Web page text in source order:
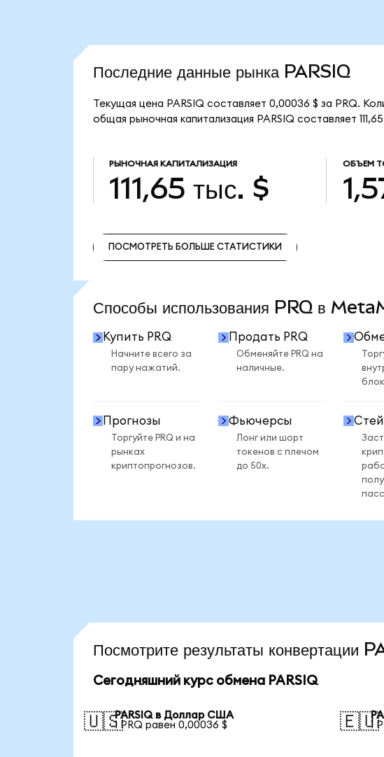
Последние данные рынка PARSIQ
Текущая цена PARSIQ составляет 0,00036 $ за PRQ.
общая рыночная капитализация PARSIQ составляет
РЫНОЧНАЯ КАПИТАЛИЗАЦИЯ
111,65 тыс. $
ОБЪЕМ
ПОСМОТРЕТЬ БОЛЬШЕ СТАТИСТИКИ
Способы использования PRQ в
Купить PRQ
Начните всего за
пару нажатий.
Продать PRQ
Обменяйте PRQ на
наличные.
Прогнозы
Торгуйте PRQ и на
рынках
криптопрогнозов.
Фьючерсы
Лонг или шорт
токенов с плечом
до 50x.
Посмотрите результаты конвертации
Сегодняшний курс обмена PARSIQ
🇺🇸PARSIQ в Доллар США
1 PRQ равен 0,00036 $
🇪🇺
1